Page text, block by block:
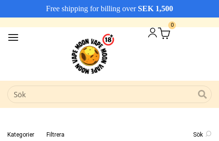
Vi erbjuder snabba leveranserAvfärda
0
Kategorier Filtrera Sök
Free shipping for billing overSEK 1,500